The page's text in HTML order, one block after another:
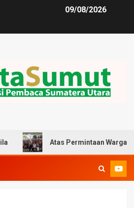
09/08/2026
Atas Permintaan Warga, Zulkarnaen